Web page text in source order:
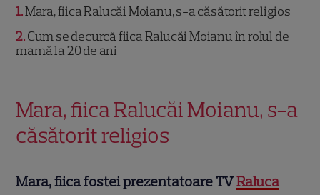
1 Mara, fiica Ralucăi Moianu, s-a căsătorit religios
2 Cum se decurcă fiica Ralucăi Moianu în rolul de
mamă la 20 de ani
Mara, fiica Ralucăi Moianu, s-a
căsătorit religios
Mara, fiica fostei prezentatoare TVRaluca